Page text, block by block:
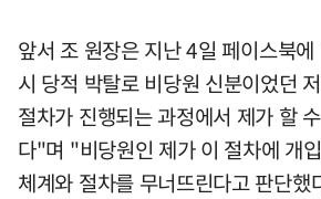
앞서 조 원장은 지난 4일 페이스북
시 당적 박탈로 비당원 신분이었던
절차가 진행되는 과정에서 제가 할
다"며 "비당원인 제가 이 절차에 개
체계와 절차를 무너뜨린다고 판단했